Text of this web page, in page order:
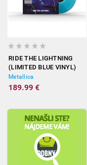
RIDE THE LIGHTNING
(LIMITED BLUE VINYL)
Metallica
189.99 €